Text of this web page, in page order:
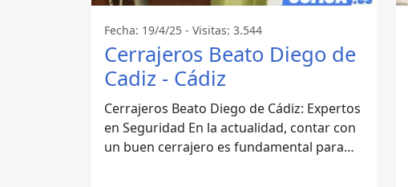
Fecha: 19/4/25 - Visitas: 3.544
Cerrajeros Beato Diego de
Cadiz - Cádiz
Cerrajeros Beato Diego de Cádiz: Expertos
en Seguridad En la actualidad, contar con
un buen cerrajero es fundamental para